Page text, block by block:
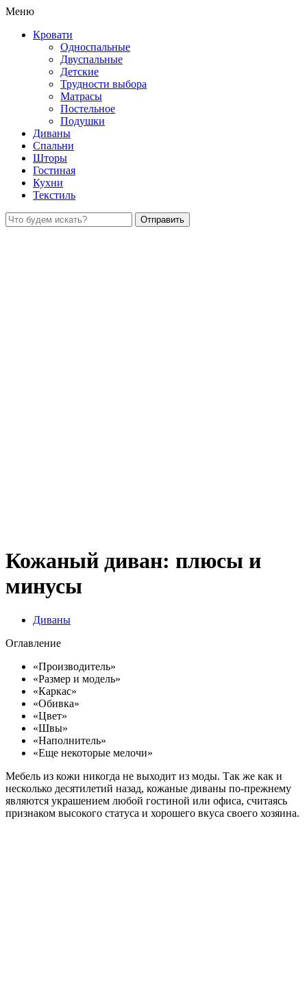
Меню
Кровати
Односпальные
Двуспальные
Детские
Трудности выбора
Матрасы
Постельное
Подушки
Диваны
Спальни
Шторы
Гостиная
Кухни
Текстиль
Кожаный диван: плюсы и
минусы
Диваны
Оглавление
«Производитель»
«Размер и модель»
«Каркас»
«Обивка»
«Цвет»
«Швы»
«Наполнитель»
«Еще некоторые мелочи»
Мебель из кожи никогда не выходит из моды. Так же как и
несколько десятилетий назад, кожаные диваны по-прежнему
являются украшением любой гостиной или офиса, считаясь
признаком высокого статуса и хорошего вкуса своего хозяина.